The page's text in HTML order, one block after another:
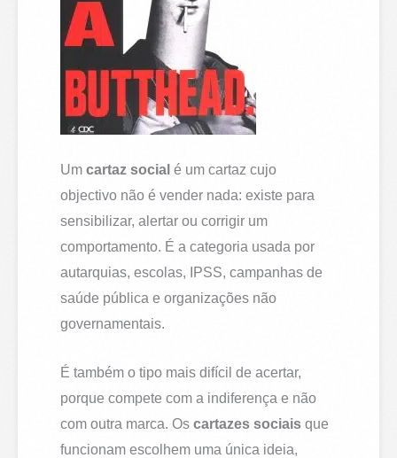
Umcartaz social é um cartaz cujo
objectivo não é vender nada: existe para
sensibilizar, alertar ou corrigir um
comportamento. É a categoria usada por
autarquias, escolas, IPSS, campanhas de
saúde pública e organizações não
governamentais.
É também o tipo mais difícil de acertar,
porque compete com a indiferença e não
com outra marca. Oscartazes sociais que
funcionam escolhem uma única ideia,